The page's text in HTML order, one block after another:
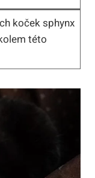
koček sphynx
této